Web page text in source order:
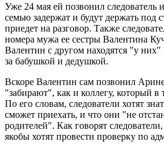
Уже 24 мая ей позвонил следователь
семью задержат и будут держать под
приедет на разговор. Также
номера мужа ее сестры Валентина
Валентин с другом находятся "у них"
за бабушкой и дедушкой.
Вскоре Валентин сам позвонил Арине
"забирают", как и коллегу, который в
По его словам, следователи хотят
сможет приехать, и что они "не
родителей". Как говорят
якобы хотят провести проверку по